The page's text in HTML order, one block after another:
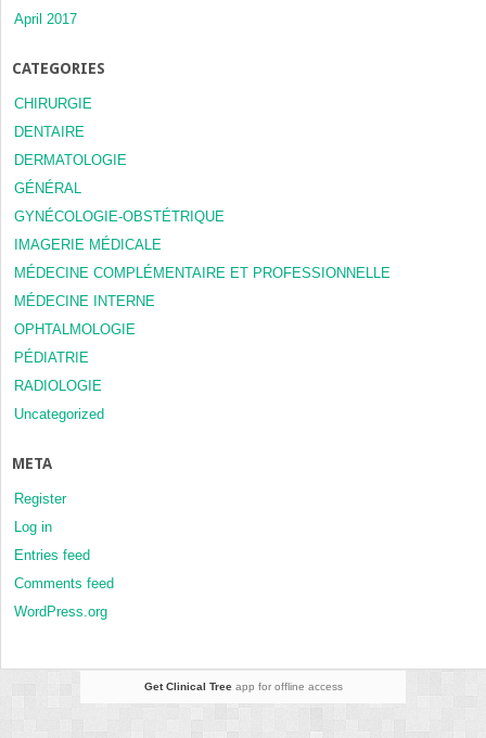
April 2017
CATEGORIES
CHIRURGIE
DENTAIRE
DERMATOLOGIE
GÉNÉRAL
GYNÉCOLOGIE-OBSTÉTRIQUE
IMAGERIE MÉDICALE
MÉDECINE COMPLÉMENTAIRE ET PROFESSIONNELLE
MÉDECINE INTERNE
OPHTALMOLOGIE
PÉDIATRIE
RADIOLOGIE
Uncategorized
META
Register
Log in
Entries feed
Comments feed
WordPress.org
Get Clinical Treeapp for offline access